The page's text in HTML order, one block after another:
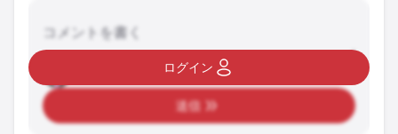
コメントを書く
送信
ログイン